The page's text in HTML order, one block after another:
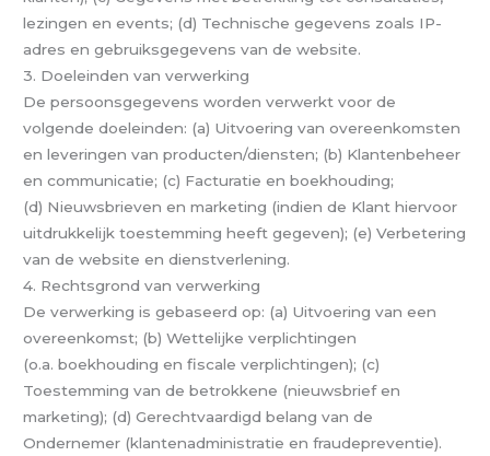
lezingen en events; (d) Technische gegevens zoals IP-
adres en gebruiksgegevens van de website.
3. Doeleinden van verwerking
De persoonsgegevens worden verwerkt voor de
volgende doeleinden: (a) Uitvoering van overeenkomsten
en leveringen van producten/diensten; (b) Klantenbeheer
en communicatie; (c) Facturatie en boekhouding;
(d) Nieuwsbrieven en marketing (indien de Klant hiervoor
uitdrukkelijk toestemming heeft gegeven); (e) Verbetering
van de website en dienstverlening.
4. Rechtsgrond van verwerking
De verwerking is gebaseerd op: (a) Uitvoering van een
overeenkomst; (b) Wettelijke verplichtingen
(o.a. boekhouding en fiscale verplichtingen); (c)
Toestemming van de betrokkene (nieuwsbrief en
marketing); (d) Gerechtvaardigd belang van de
Ondernemer (klantenadministratie en fraudepreventie).